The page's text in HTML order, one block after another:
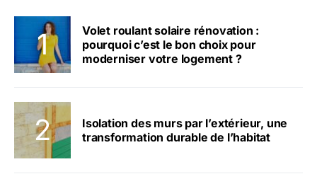
Volet roulant solaire rénovation :
pourquoi c’est le bon choix pour
moderniser votre logement ?
Isolation des murs par l’extérieur, une
transformation durable de l’habitat